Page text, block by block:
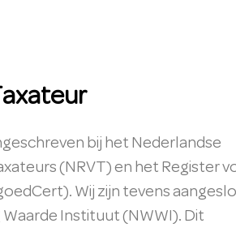
bij het Nederlandse
(NRVT) en het Register
Wij zijn tevens
Instituut (NWWI). Dit